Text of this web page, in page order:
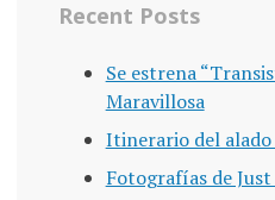
Recent Posts
Se estrena
Maravillosa
Itinerario del alado
Fotografías de